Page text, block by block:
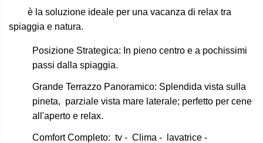
è la soluzione ideale per una vacanza di relax tra
spiaggia e natura.
Posizione Strategica: In pieno centro e a pochissimi
passi dalla spiaggia.
Grande Terrazzo Panoramico: Splendida vista sulla
pineta, parziale vista mare laterale; perfetto per cene
all'aperto e relax.
Comfort Completo: tv - Clima - lavatrice -